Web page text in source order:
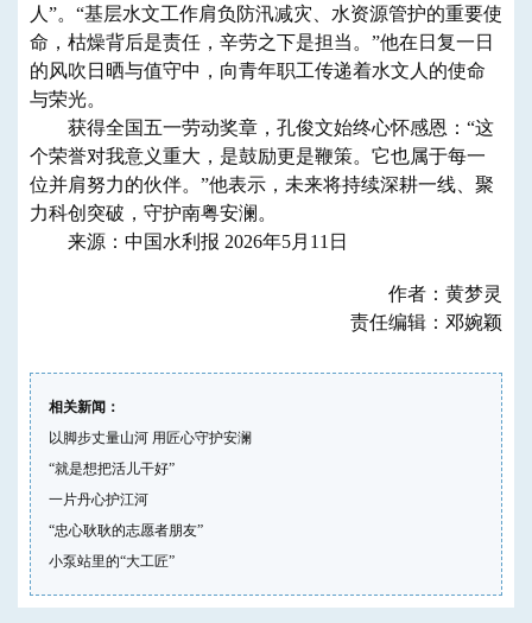
人”。“基层水文工作肩负防汛减灾、水资源管护的重要使
命，枯燥背后是责任，辛劳之下是担当。”他在日复一日
的风吹日晒与值守中，向青年职工传递着水文人的使命
与荣光。
获得全国五一劳动奖章，孔俊文始终心怀感恩：“这
个荣誉对我意义重大，是鼓励更是鞭策。它也属于每一
位并肩努力的伙伴。”他表示，未来将持续深耕一线、聚
力科创突破，守护南粤安澜。
来源：中国水利报 2026年5月11日
作者：黄梦灵
责任编辑：邓婉颖
相关新闻：
以脚步丈量山河 用匠心守护安澜
“就是想把活儿干好”
一片丹心护江河
“忠心耿耿的志愿者朋友”
小泵站里的“大工匠”